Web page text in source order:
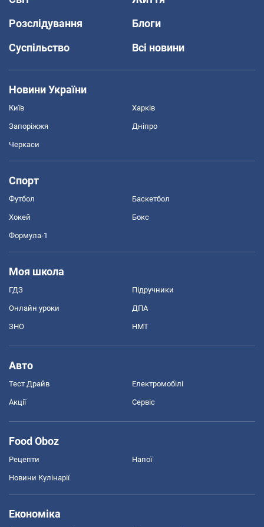
Розслідування
Блоги
Суспільство
Всі новини
Новини України
Київ Харків
Запоріжжя Дніпро
Черкаси
Спорт
Футбол Баскетбол
Хокей Бокс
Формула-1
Моя школа
ГДЗ Підручники
Онлайн уроки ДПА
ЗНО НМТ
Авто
Тест Драйв Електромобілі
Акції Сервіс
Food Oboz
Рецепти Напої
Новини Кулінарії
Економіка